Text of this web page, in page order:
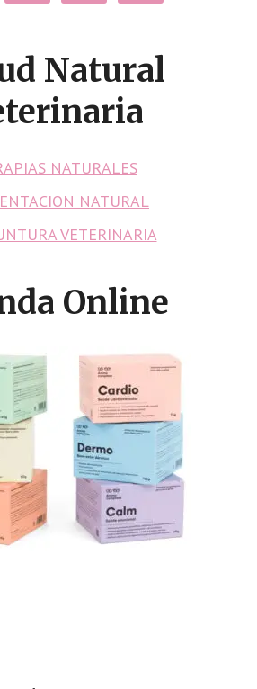
Natural
NATURALES
NATURAL
VETERINARIA
Online